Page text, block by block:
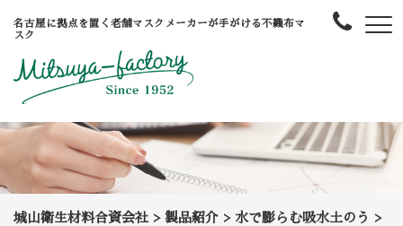
名古屋に拠点を置く老舗マスクメーカーが手がける不織布マ
スク
城山衛生材料合資会社 > 製品紹介 > 水で膨らむ吸水土のう >